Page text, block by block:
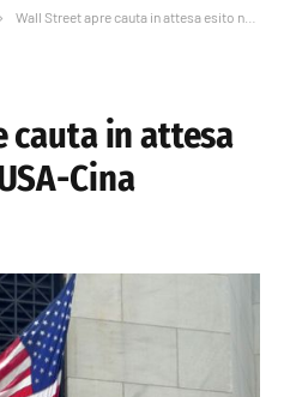
Wall Street apre cauta in attesa esito negoziati USA-Cina
cauta in attesa
Cina